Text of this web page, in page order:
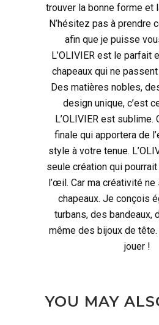
trouver la bonne forme et
N’hésitez pas à prendre
afin que je puisse
L’OLIVIER est le parfait
chapeaux qui ne
Des matières nobles,
design unique, c’est
L’OLIVIER est sublime.
finale qui apportera de
style à votre tenue.
seule création qui
l’œil. Car ma créativité ne
chapeaux. Je conçois
turbans, des bandeaux,
même des bijoux de tête.
jouer !
YOU MAY